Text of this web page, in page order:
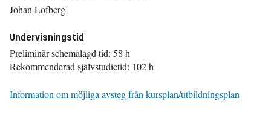
Johan Löfberg
Undervisningstid
Preliminär schemalagd tid: 58 h
Rekommenderad självstudietid: 102 h
Information om möjliga avsteg från kursplan/utbildningsplan